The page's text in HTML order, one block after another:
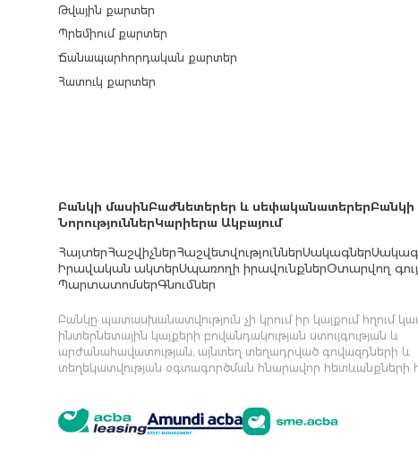
Թվային քարտեր
Պրեմիում քարտեր
Ճանապարհորդական քարտեր
Հատուկ քարտեր
Բանկի մասինԲաժնետերեր և սեփականատերերԲանկի
ՆորություններԿարիերա Ակբայում
ՀայտերՀաշվիչներՀաշվետվություններՍակագներ
Իրավական ակտերՍպառողի իրավունքներՕտարվող
ՊարտատոմսերԳնումներ
Բանկը պատասխանատվություն չի կրում իր կայքում հղում
ինտերնետային կայքերի բովանդակության ստույգության և
արժանահավատության, այնտեղ տեղադրված գովազդների և
տեղեկատվության օգտագործման հնարավոր հետևանքների